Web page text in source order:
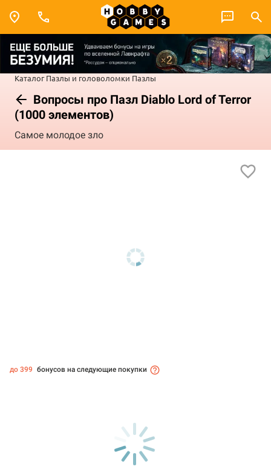
Каталог Пазлы и головоломки Пазлы
Вопросы про Пазл Diablo Lord of Terror
(1000 элементов)
Самое молодое зло
до 399 бонусов на следующие покупки